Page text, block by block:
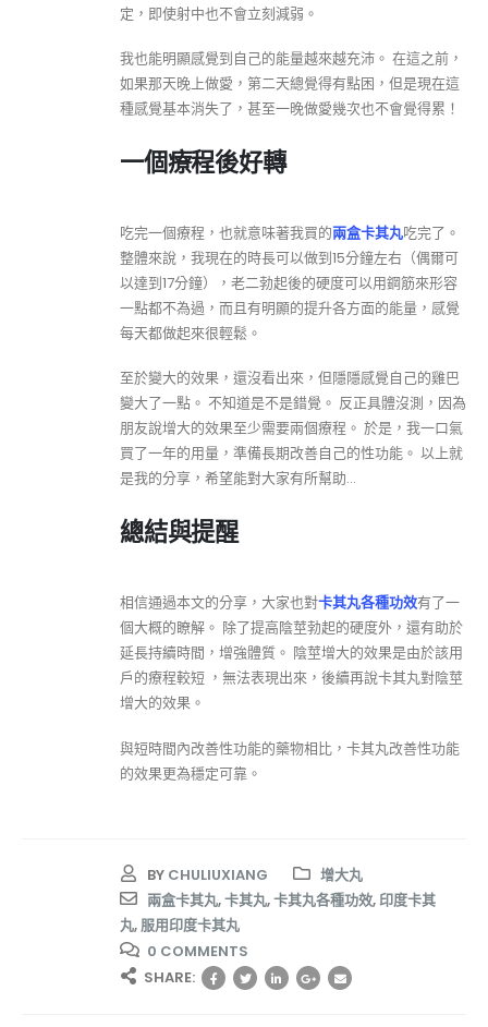
定，即使射中也不會立刻減弱。
我也能明顯感覺到自己的能量越來越充沛。 在這之前，
如果那天晚上做愛，第二天總覺得有點困，但是現在這
種感覺基本消失了，甚至一晚做愛幾次也不會覺得累！
一個療程後好轉
吃完一個療程，也就意味著我買的兩盒卡其丸吃完了。
整體來說，我現在的時長可以做到15分鐘左右（偶爾可
以達到17分鐘），老二勃起後的硬度可以用鋼筋來形容
一點都不為過，而且有明顯的提升各方面的能量，感覺
每天都做起來很輕鬆。
至於變大的效果，還沒看出來，但隱隱感覺自己的雞巴
變大了一點。 不知道是不是錯覺。 反正具體沒測，因為
朋友說增大的效果至少需要兩個療程。 於是，我一口氣
買了一年的用量，準備長期改善自己的性功能。 以上就
是我的分享，希望能對大家有所幫助…
總結與提醒
相信通過本文的分享，大家也對卡其丸各種功效有了一
個大概的瞭解。 除了提高陰莖勃起的硬度外，還有助於
延長持續時間，增強體質。 陰莖增大的效果是由於該用
戶的療程較短 ，無法表現出來，後續再說卡其丸對陰莖
增大的效果。
與短時間內改善性功能的藥物相比，卡其丸改善性功能
的效果更為穩定可靠。
BY CHULIUXIANG
增大丸
兩盒卡其丸,卡其丸,卡其丸各種功效,印度卡其
丸,服用印度卡其丸
0 COMMENTS
SHARE: